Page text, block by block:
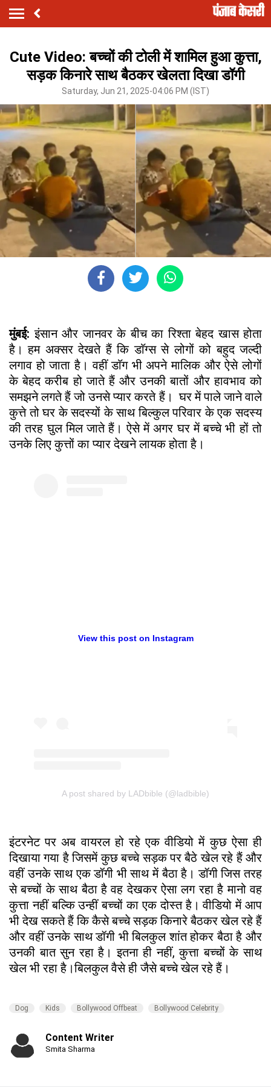
Cute Video: बच्चों की टोली में शामिल हुआ कुत्ता,
सड़क किनारे साथ बैठकर खेलता दिखा डॉगी
Saturday, Jun 21, 2025-04:06 PM (IST)
मुंबई: इंसान और जानवर के बीच का रिश्ता बेहद खास होता
है। हम अक्सर देखते हैं कि डाॅग्स से लोगों को बहुद जल्दी
लगाव हो जाता है। वहीं डाॅग भी अपने मालिक और ऐसे लोगों
के बेहद करीब हो जाते हैं और उनकी बातों और हावभाव को
समझने लगते हैं जो उनसे प्यार करते हैं। घर में पाले जाने वाले
कुत्ते तो घर के सदस्यों के साथ बिल्कुल परिवार के एक सदस्य
की तरह घुल मिल जाते हैं। ऐसे में अगर घर में बच्चे भी हों तो
उनके लिए कुत्तों का प्यार देखने लायक होता है।
View this post on Instagram
A post shared by LADbible (@ladbible)
इंटरनेट पर अब वायरल हो रहे एक वीडियो में कुछ ऐसा ही
दिखाया गया है जिसमें कुछ बच्चे सड़क पर बैठे खेल रहे हैं और
वहीं उनके साथ एक डॉगी भी साथ में बैठा है। डॉगी जिस तरह
से बच्चों के साथ बैठा है वह देखकर ऐसा लग रहा है मानो वह
कुत्ता नहीं बल्कि उन्हीं बच्चों का एक दोस्त है। वीडियो में आप
भी देख सकते हैं कि कैसे बच्चे सड़क किनारे बैठकर खेल रहे हैं
और वहीं उनके साथ डॉगी भी बिलकुल शांत होकर बैठा है और
उनकी बात सुन रहा है। इतना ही नहीं, कुत्ता बच्चों के साथ
खेल भी रहा है।बिलकुल वैसे ही जैसे बच्चे खेल रहे हैं।
Dog Kids Bollywood Offbeat Bollywood Celebrity
Content Writer
Smita Sharma